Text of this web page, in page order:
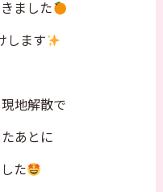
ました
します
地解散で
あとに
た